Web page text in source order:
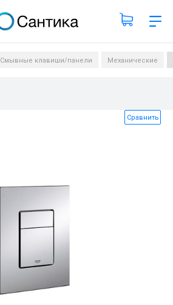
Поиск по каталогу
Смывные клавиши/панели Механические
Сравнить